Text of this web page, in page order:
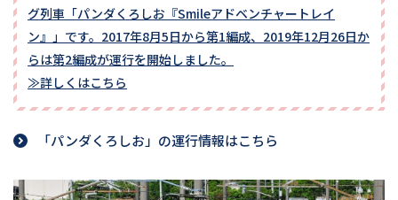
グ列車「パンダくろしお『Smileアドベンチャートレイ
ン』」です。2017年8月5日から第1編成、2019年12月26日か
らは第2編成が運行を開始しました。
≫詳しくはこちら
「パンダくろしお」の運行情報はこちら